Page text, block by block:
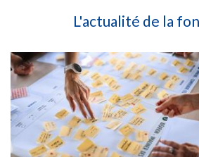
L'actualité de la